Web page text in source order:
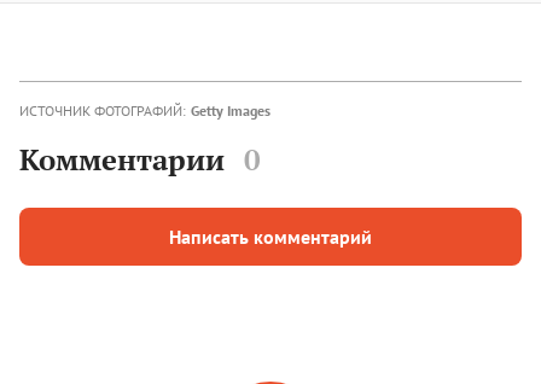
ИСТОЧНИК ФОТОГРАФИЙ: Getty Images
Комментарии 0
Написать комментарий